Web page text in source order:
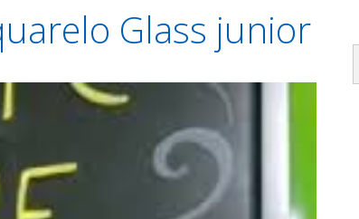
Glass junior